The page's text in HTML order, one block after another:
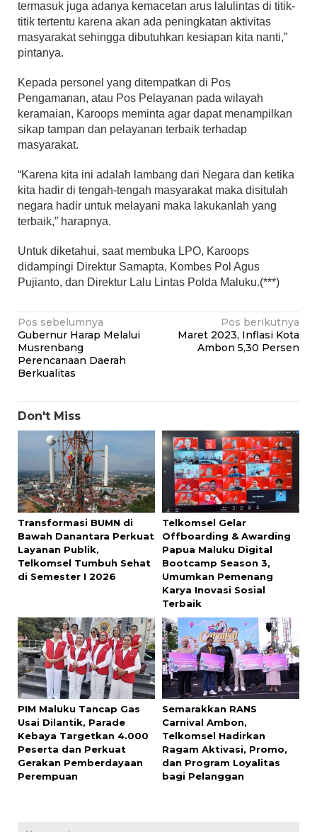
termasuk juga adanya kemacetan arus lalulintas di titik-
titik tertentu karena akan ada peningkatan aktivitas
masyarakat sehingga dibutuhkan kesiapan kita nanti,”
pintanya.
Kepada personel yang ditempatkan di Pos
Pengamanan, atau Pos Pelayanan pada wilayah
keramaian, Karoops meminta agar dapat menampilkan
sikap tampan dan pelayanan terbaik terhadap
masyarakat.
“Karena kita ini adalah lambang dari Negara dan ketika
kita hadir di tengah-tengah masyarakat maka disitulah
negara hadir untuk melayani maka lakukanlah yang
terbaik,” harapnya.
Untuk diketahui, saat membuka LPO, Karoops
didampingi Direktur Samapta, Kombes Pol Agus
Pujianto, dan Direktur Lalu Lintas Polda Maluku.(***)
Navigasi
pos
Pos sebelumnya
Gubernur Harap Melalui
Musrenbang
Perencanaan Daerah
Berkualitas
Pos berikutnya
Maret 2023, Inflasi Kota
Ambon 5,30 Persen
Don't Miss
Transformasi BUMN di
Bawah Danantara Perkuat
Layanan Publik,
Telkomsel Tumbuh Sehat
di Semester I 2026
Telkomsel Gelar
Offboarding & Awarding
Papua Maluku Digital
Bootcamp Season 3,
Umumkan Pemenang
Karya Inovasi Sosial
Terbaik
PIM Maluku Tancap Gas
Usai Dilantik, Parade
Kebaya Targetkan 4.000
Peserta dan Perkuat
Gerakan Pemberdayaan
Perempuan
Semarakkan RANS
Carnival Ambon,
Telkomsel Hadirkan
Ragam Aktivasi, Promo,
dan Program Loyalitas
bagi Pelanggan